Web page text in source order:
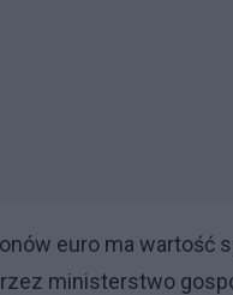
euro ma wartość
ministerstwo